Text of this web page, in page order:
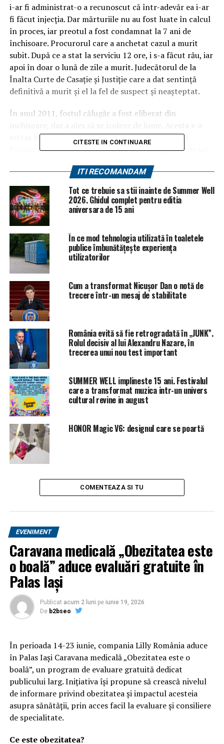
i-ar fi administrat-o a recunoscut că într-adevăr ea i-ar
fi făcut injecția. Dar mărturiile nu au fost luate în calcul
în proces, iar preotul a fost condamnat la 7 ani de
închisoare. Procurorul care a anchetat cazul a murit
subit. După ce a stat la serviciu 12 ore, i s-a făcut rău, iar
apoi în doar o lună de zile a murit. Judecătorul de la
Înalta Curte de Casație și Justiție care a dat sentință
definitivă a murit și el la fel de suspect și neașteptat.
În anul 2011, fostul călugăr a fost eliberat din
retras într-o casă izolată din localitatea vasluiană
Portari (comuna Zăpodeni). Casa situată departe de sat,
de un om de afaceri din zonă, despre care localnicii spun
că Daniel Corogeanu l-ar fi vindecat, înainte de a ajunge
în închisoare, în mod miraculos, prin rugăciune, în timp
ce medicii nu i-ar fi acordat nicio şansă, potrivit
adevarul.ro.
Vezi șiDrama ascunsă a lui Cristi Chivu! Boala care
l-a schimbat complet. Cu ce se ocupă astăzi fostul
căpitan al naționalei de fotbal
ARTICOLE PE ACEIASI TEMA: PRIMA
URMATORUL
Sora lui Mircea Badea intră în politcă?! Ce job are
aceasta acum și unde a lucrat înainte – BacauAZI |
NU RATATI
Celebrul scriitor care și-a început viața ca o fetiță și a
sfârșit-o ca un macho depresiv! Povestea neștiută a
celui pe care toți l-am citit |
CITESTE IN CONTINUARE
ITI RECOMANDAM
Tot ce trebuie sa stii inainte de Summer Well
2026. Ghidul complet pentru editia
aniversara de 15 ani
În ce mod tehnologia utilizată în toaletele
publice îmbunătățește experiența
utilizatorilor
Cum a transformat Nicușor Dan o notă de
trecere într-un mesaj de stabilitate
România evită să fie retrogradată în „JUNK”.
Rolul decisiv al lui Alexandru Nazare, în
trecerea unui nou test important
SUMMER WELL implineste 15 ani. Festivalul
care a transformat muzica intr-un univers
cultural revine in august
HONOR Magic V6: designul care se poartă
COMENTEAZA SI TU
EVENIMENT
Caravana medicală „Obezitatea este
o boală” aduce evaluări gratuite în
Palas Iași
Publicat acum 2 luni pe iunie 19, 2026
De b2bseo
În perioada 14-23 iunie, compania Lilly România aduce
în Palas Iași Caravana medicală „Obezitatea este o
boală”, un program de evaluare gratuită dedicat
publicului larg. Inițiativa își propune să crească nivelul
de informare privind obezitatea și impactul acesteia
asupra sănătății, prin acces facil la evaluare și consiliere
de specialitate.
Ce este obezitatea?